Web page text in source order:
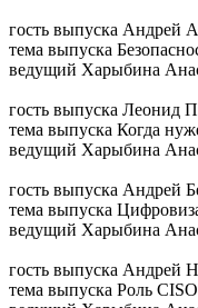
гость выпуска Андрей
тема выпуска
ведущий Харыбина
гость выпуска Леонид
тема выпуска Когда
ведущий Харыбина
гость выпуска Андрей
тема выпуска
ведущий Харыбина
гость выпуска Андрей
тема выпуска Роль